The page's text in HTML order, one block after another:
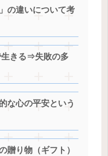
の違いについて考
きる⇒失敗の多
心の平安という
贈り物（ギフト）